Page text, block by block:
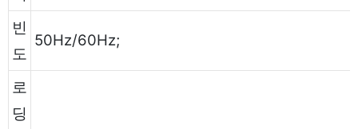
빈
도
50Hz/60Hz;
로
딩